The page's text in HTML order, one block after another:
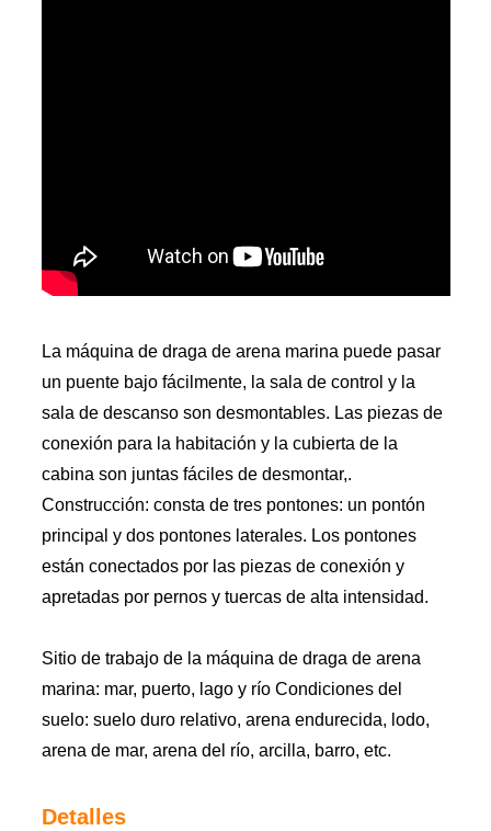
La máquina de draga de arena marina puede pasar
un puente bajo fácilmente, la sala de control y la
sala de descanso son desmontables. Las piezas de
conexión para la habitación y la cubierta de la
cabina son juntas fáciles de desmontar,.
Construcción: consta de tres pontones: un pontón
principal y dos pontones laterales. Los pontones
están conectados por las piezas de conexión y
apretadas por pernos y tuercas de alta intensidad.
Sitio de trabajo de la máquina de draga de arena
marina: mar, puerto, lago y río Condiciones del
suelo: suelo duro relativo, arena endurecida, lodo,
arena de mar, arena del río, arcilla, barro, etc.
Detalles